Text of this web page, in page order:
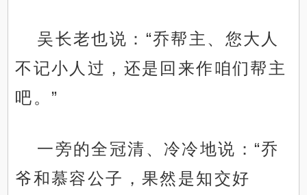
吴长老也说：“乔帮主、您大人
不记小人过，还是回来作咱们帮主
吧。”
一旁的全冠清、冷冷地说：“乔
爷和慕容公子，果然是知交好